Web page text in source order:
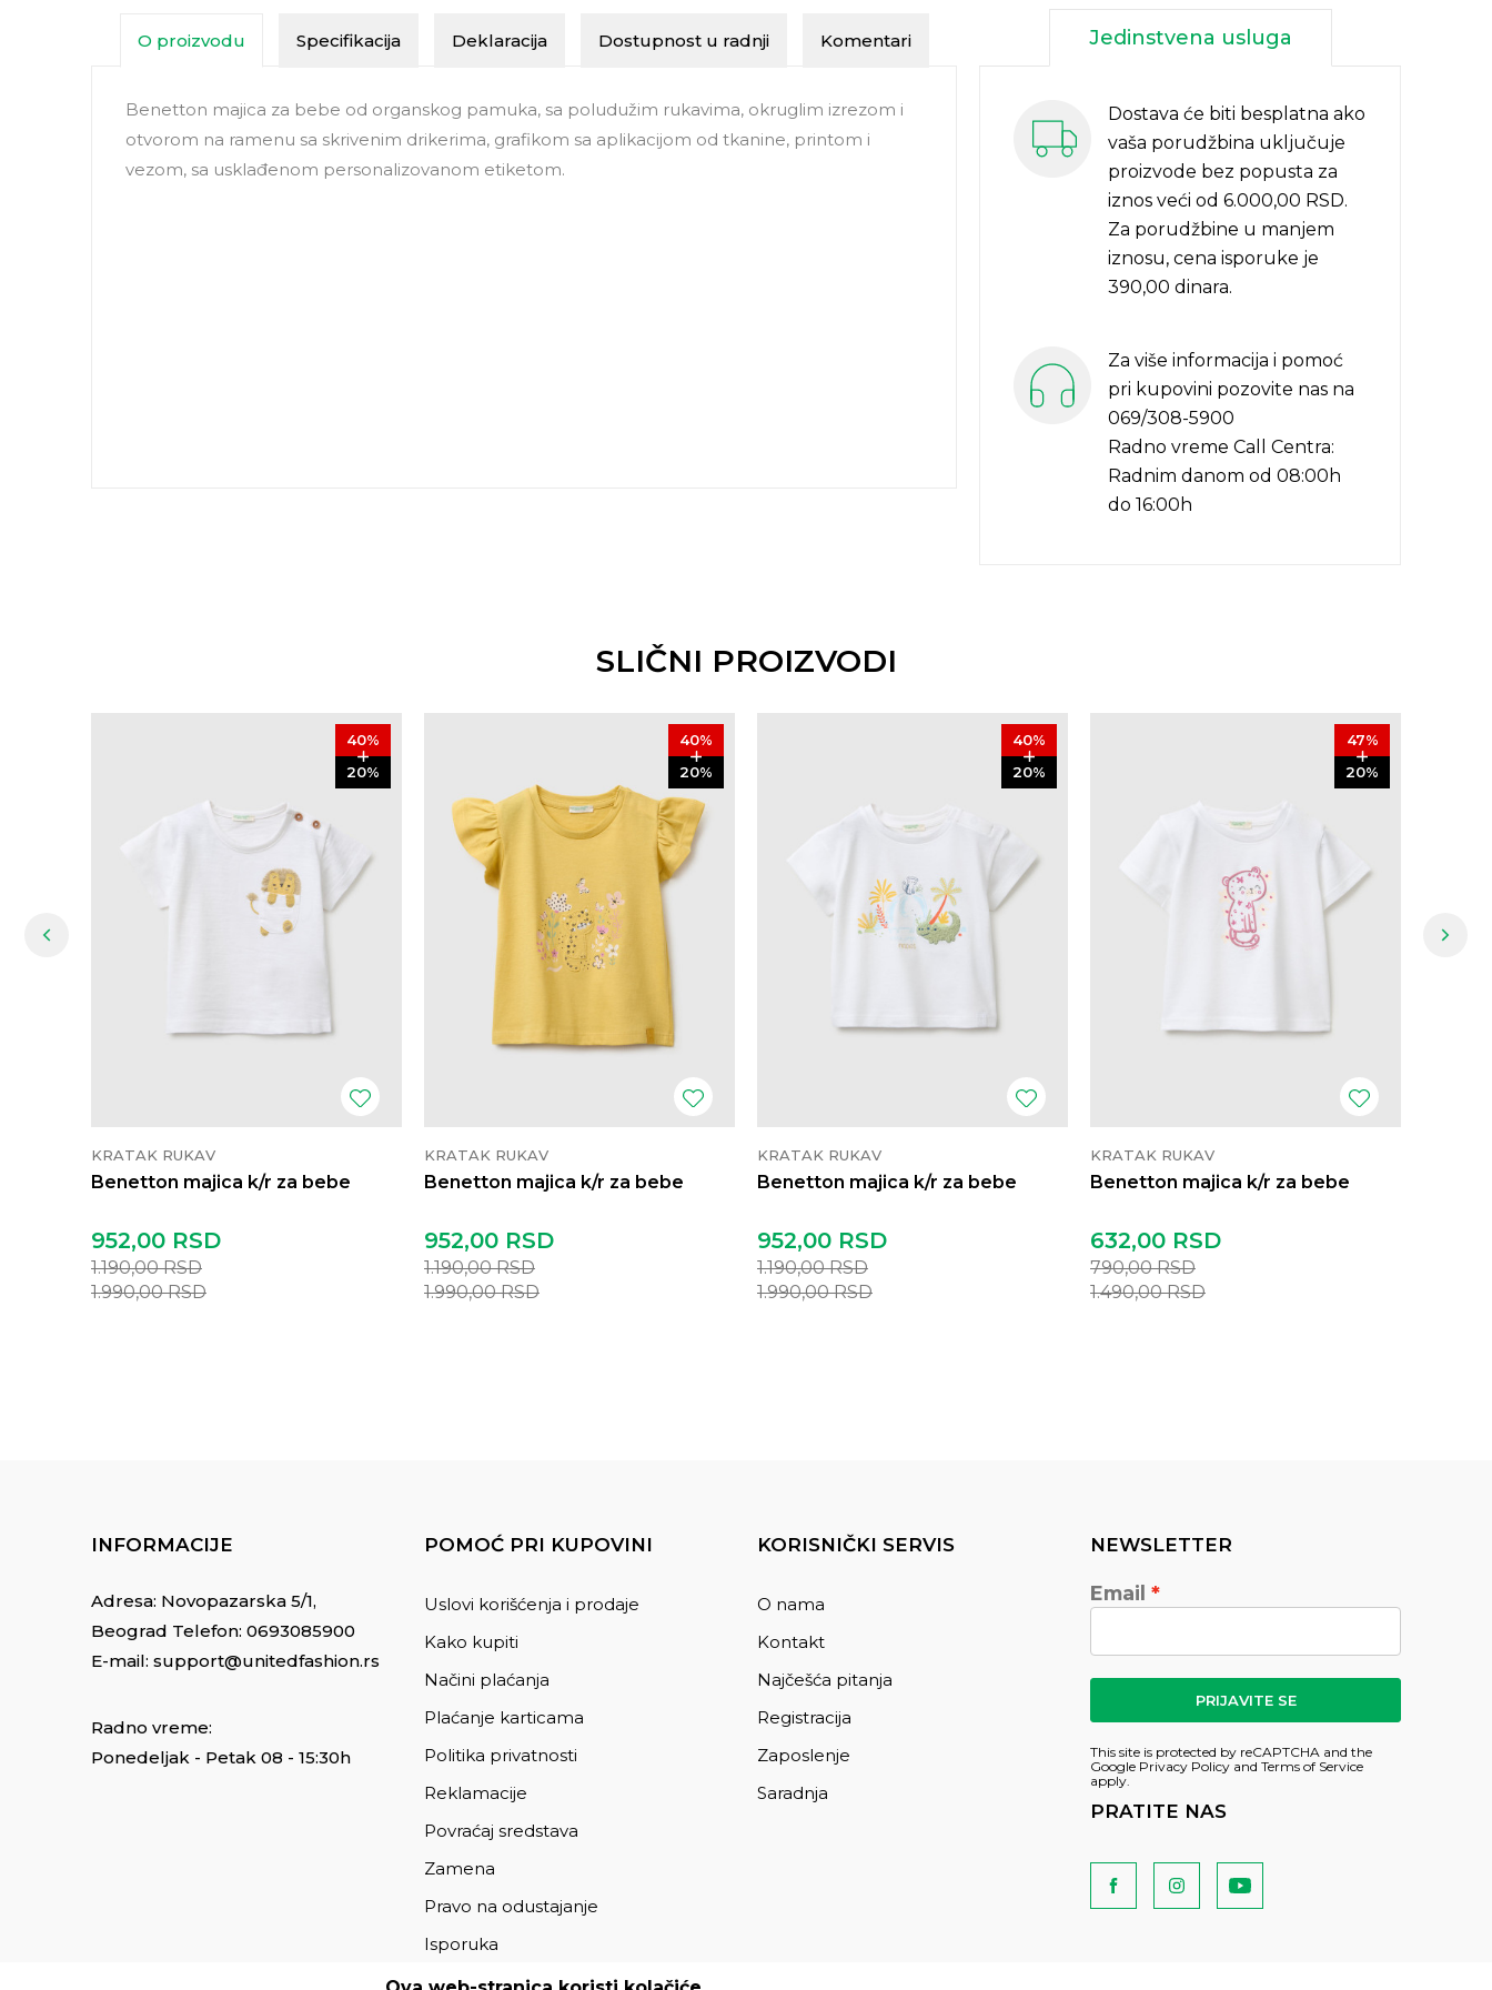
O proizvodu Specifikacija Deklaracija Dostupnost u radnji Komentari
Benetton majica za bebe od organskog pamuka, sa poludužim rukavima, okruglim izrezom i
otvorom na ramenu sa skrivenim drikerima, grafikom sa aplikacijom od tkanine, printom i
vezom, sa usklađenom personalizovanom etiketom.
Jedinstvena usluga
Dostava će biti besplatna ako
vaša porudžbina uključuje
proizvode bez popusta za
iznos veći od 6.000,00 RSD.
Za porudžbine u manjem
iznosu, cena isporuke je
390,00 dinara.
Za više informacija i pomoć
pri kupovini pozovite nas na
069/308-5900
Radno vreme Call Centra:
Radnim danom od 08:00h
do 16:00h
SLIČNI PROIZVODI
40%
20%
KRATAK RUKAV
Benetton majica k/r za bebe
952,00 RSD
1.190,00RSD
1.990,00RSD
40%
20%
KRATAK RUKAV
Benetton majica k/r za bebe
952,00 RSD
1.190,00RSD
1.990,00RSD
40%
20%
KRATAK RUKAV
Benetton majica k/r za bebe
952,00 RSD
1.190,00RSD
1.990,00RSD
47%
20%
KRATAK RUKAV
Benetton majica k/r za bebe
632,00 RSD
790,00RSD
1.490,00RSD
INFORMACIJE
Adresa: Novopazarska 5/1,
Beograd Telefon: 0693085900
E-mail: support@unitedfashion.rs
Radno vreme:
Ponedeljak - Petak 08 - 15:30h
POMOĆ PRI KUPOVINI
Uslovi korišćenja i prodaje
Kako kupiti
Načini plaćanja
Plaćanje karticama
Politika privatnosti
Reklamacije
Povraćaj sredstava
Zamena
Pravo na odustajanje
Isporuka
KORISNIČKI SERVIS
O nama
Kontakt
Najčešća pitanja
Registracija
Zaposlenje
Saradnja
NEWSLETTER
Email
PRIJAVITE SE
This site is protected by reCAPTCHA and the
Google Privacy Policy and Terms of Service
apply.
PRATITE NAS